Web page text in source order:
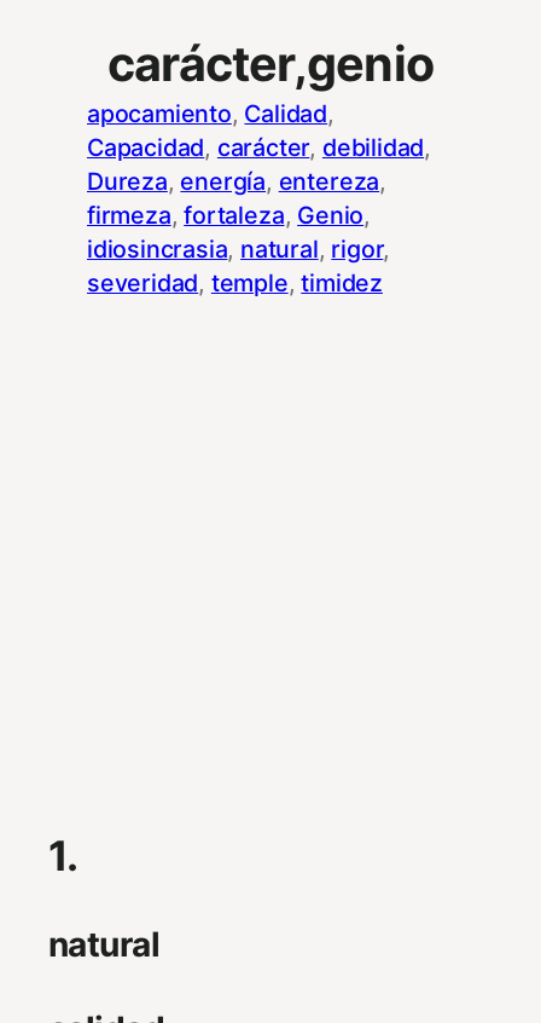
carácter,genio
apocamiento, Calidad
Capacidad, carácter, debilidad
Dureza, energía, entereza
firmeza, fortaleza, Genio
idiosincrasia, natural, rigor
severidad, temple, timidez
1.
natural